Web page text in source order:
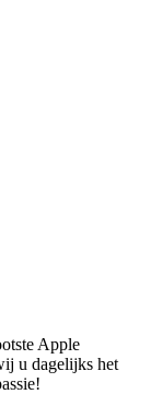
Apple
u dagelijks het